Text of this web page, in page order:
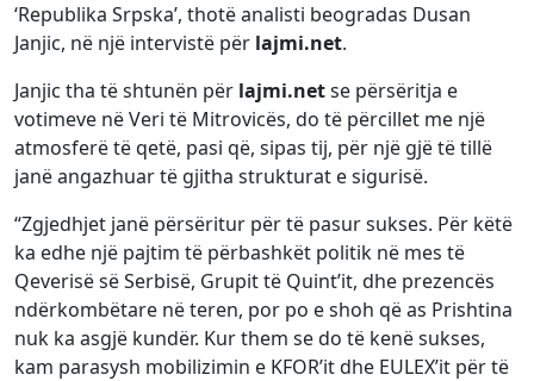
‘Republika Srpska’, thotë analisti beogradas Dusan
Janjic, në një intervistë për lajmi.net.
Janjic tha të shtunën për lajmi.netse përsëritja e
votimeve në Veri të Mitrovicës, do të përcillet me një
atmosferë të qetë, pasi që, sipas tij, për një gjë të tillë
janë angazhuar të gjitha strukturat e sigurisë.
“Zgjedhjet janë përsëritur për të pasur sukses. Për këtë
ka edhe një pajtim të përbashkët politik në mes të
Qeverisë së Serbisë, Grupit të Quint’it, dhe prezencës
ndërkombëtare në teren, por po e shoh që as Prishtina
nuk ka asgjë kundër. Kur them se do të kenë sukses,
kam parasysh mobilizimin e KFOR’it dhe EULEX’it për të